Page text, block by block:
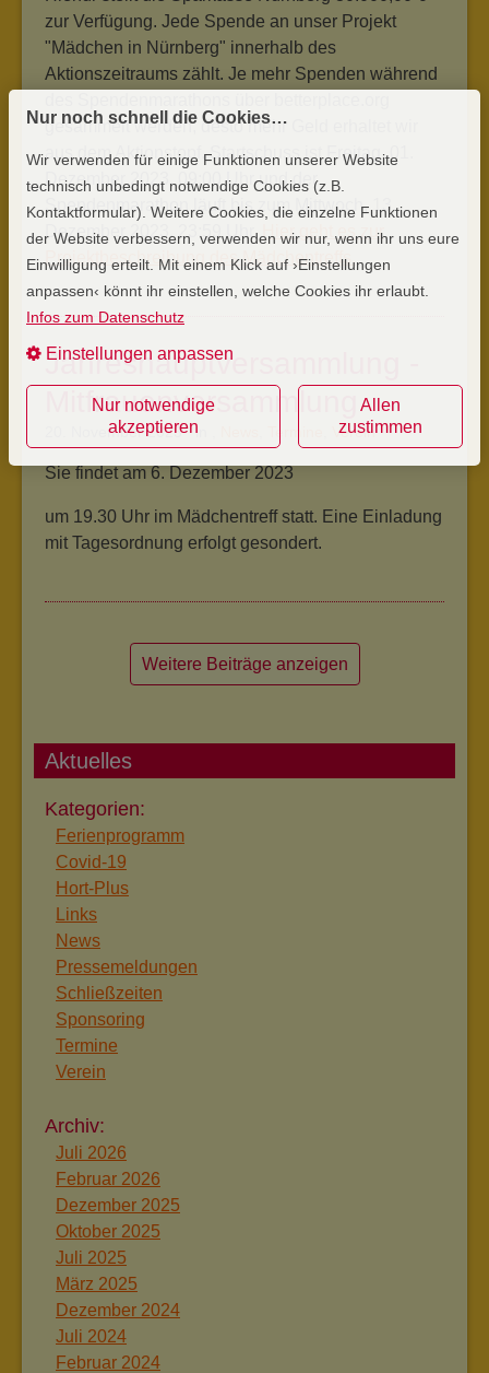
zur Verfügung. Jede Spende an unser Projekt
"Mädchen in Nürnberg" innerhalb des
Aktionszeitraums zählt. Je mehr Spenden während
gesammelt werden, desto mehr Geld erhaltet wir
aus dem Aktionstopf. Startschuss ist Freitag, 01.
Dezember 2023, 09:00 Uhr und der
Spendenmarathon läuft bis zum Mittwoch, 13.
Dezember 2023, 23:59 Uhr.
Hier geht es zur
Projektbeschreibung des Mädchentreffs.
Jahreshauptversammlung -
Mitfrauenversammlung
20. November 2023 in Verein
Sie findet am 6. Dezember 2023
um 19.30 Uhr im Mädchentreff statt. Eine Einladung
mit Tagesordnung erfolgt gesondert.
Weitere Beiträge anzeigen
Aktuelles
Ferienprogramm
Covid-19
Hort-Plus
Links
News
Pressemeldungen
Schließzeiten
Sponsoring
Termine
Verein
Juli 2026
Februar 2026
Dezember 2025
Oktober 2025
Juli 2025
März 2025
Dezember 2024
Juli 2024
Februar 2024
Nur noch schnell die Cookies…
Wir verwenden für einige Funktionen unserer Website
technisch unbedingt notwendige Cookies (z.B.
Kontaktformular). Weitere Cookies, die einzelne Funktionen
der Website verbessern, verwenden wir nur, wenn ihr uns eure
Einwilligung erteilt. Mit einem Klick auf ›Einstellungen
anpassen‹ könnt ihr einstellen, welche Cookies ihr erlaubt.
Infos zum Datenschutz
Einstellungen anpassen
Nur notwendige
akzeptieren
Allen
zustimmen